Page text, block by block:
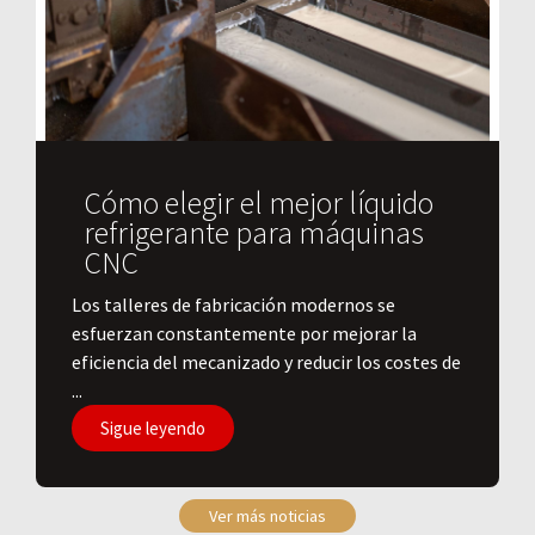
Cómo elegir el mejor líquido
refrigerante para máquinas
CNC
Los talleres de fabricación modernos se
esfuerzan constantemente por mejorar la
eficiencia del mecanizado y reducir los costes de
...
Sigue leyendo
Ver más noticias